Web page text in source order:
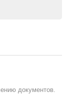
документов.